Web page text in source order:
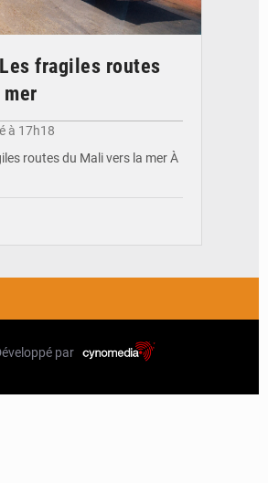
fragiles routes
à 17h18
routes du Mali vers la mer À
par